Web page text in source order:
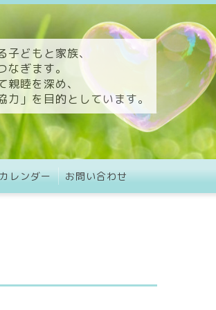
どもと家族、
ぎます。
睦を深め、
」を目的としています。
レンダー お問い合わせ